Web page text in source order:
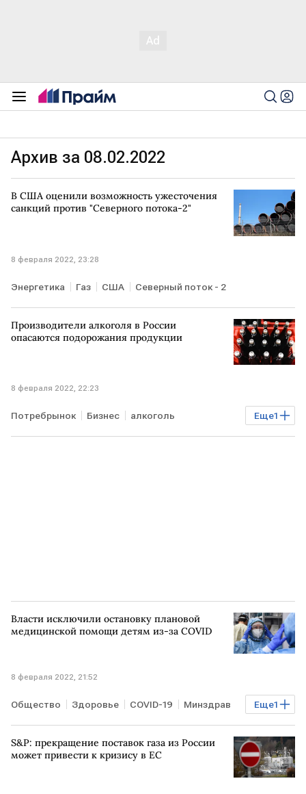
Архив за 08.02.2022
В США оценили возможность ужесточения
санкций против "Северного потока-2"
8 февраля 2022, 23:28
Энергетика Газ США Северный поток - 2
Производители алкоголя в России
опасаются подорожания продукции
8 февраля 2022, 22:23
Еще1
Потребрынок Бизнес алкоголь
цены на продовольствие
Власти исключили остановку плановой
медицинской помощи детям из-за COVID
8 февраля 2022, 21:52
Еще1
Общество Здоровье COVID-19 Минздрав
РОССИЯ
S&P: прекращение поставок газа из России
может привести к кризису в ЕС